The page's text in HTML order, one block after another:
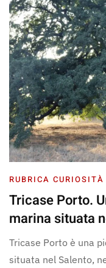
RUBRICA CURIOSITÀ
Tricase Porto.
marina situata
Tricase Porto è una
situata nel Salento,